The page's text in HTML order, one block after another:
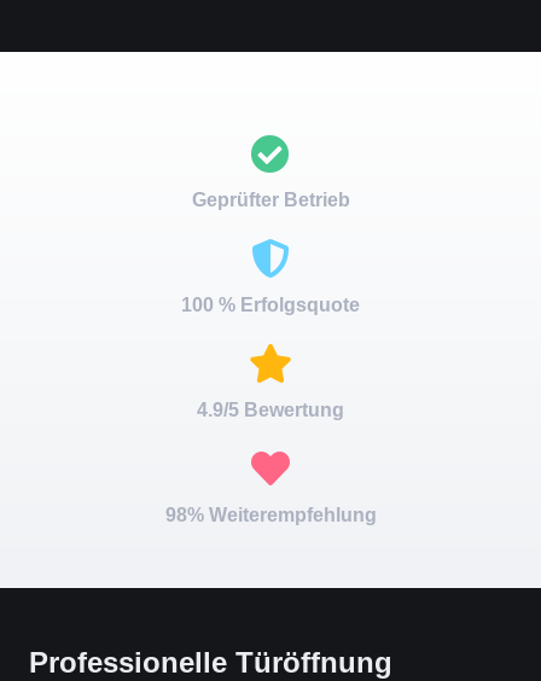
Geprüfter Betrieb
100 % Erfolgsquote
4.9/5 Bewertung
98% Weiterempfehlung
Professionelle Türöffnung